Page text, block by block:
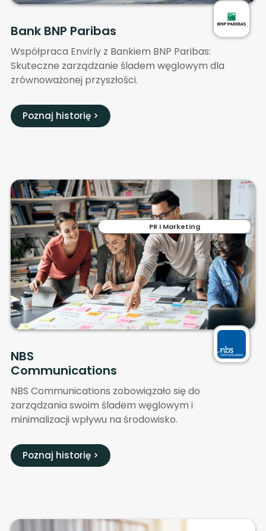
Bank BNP Paribas
Współpraca Envirly z Bankiem BNP Paribas:
Skuteczne zarządzanie śladem węglowym dla
zrównoważonej przyszłości.
Poznaj historię >
PR i Marketing
NBS
Communications
NBS Communications zobowiązało się do
zarządzania swoim śladem węglowym i
minimalizacji wpływu na środowisko.
Poznaj historię >